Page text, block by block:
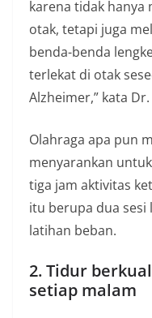
karena tidak hanya
otak, tetapi juga
benda-benda
terlekat di otak
Alzheimer,” kata
Olahraga apa pun
menyarankan
tiga jam aktivitas
itu berupa dua sesi
latihan beban.
2. Tidur
setiap malam